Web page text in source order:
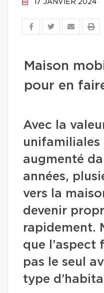
17 JANVIER 2024
Maison
pour en
Avec la
augmenté
années,
vers la
devenir
rapidement.
que l’aspect
pas le seul
type